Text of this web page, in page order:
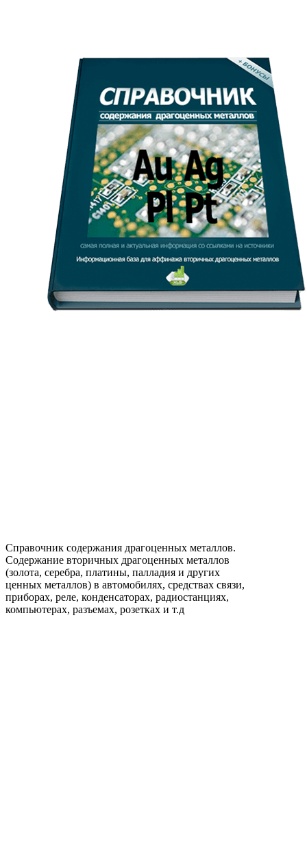
Справочник содержания драгоценных металлов.
Содержание вторичных драгоценных металлов
(золота, серебра, платины, палладия и других
ценных металлов) в автомобилях, средствах связи,
приборах, реле, конденсаторах, радиостанциях,
компьютерах, разъемах, розетках и т.д